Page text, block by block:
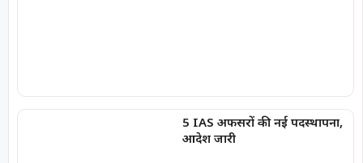
5 IAS अफसरों की नई पदस्थापना,
आदेश जारी